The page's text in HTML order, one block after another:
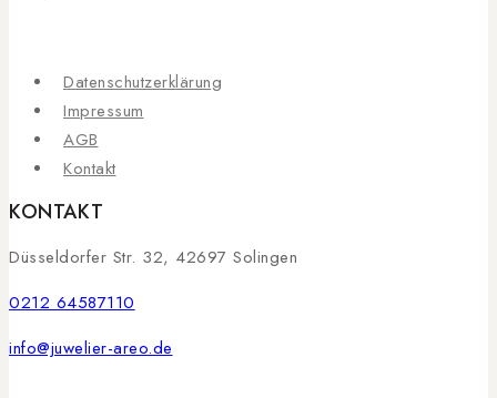
Datenschutzerklärung
Impressum
AGB
Kontakt
KONTAKT
Düsseldorfer Str. 32, 42697 Solingen
0212 64587110
info@juwelier-areo.de